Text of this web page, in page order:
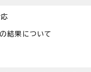
結果について